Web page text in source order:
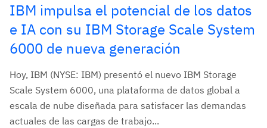
IBM impulsa el potencial de los datos
e IA con su IBM Storage Scale System
6000 de nueva generación
Hoy, IBM (NYSE: IBM) presentó el nuevo IBM Storage
Scale System 6000, una plataforma de datos global a
escala de nube diseñada para satisfacer las demandas
actuales de las cargas de trabajo...